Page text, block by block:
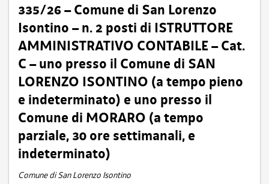
335/26 – Comune di San Lorenzo
Isontino – n. 2 posti di ISTRUTTORE
AMMINISTRATIVO CONTABILE – Cat.
C – uno presso il Comune di SAN
LORENZO ISONTINO (a tempo pieno
e indeterminato) e uno presso il
Comune di MORARO (a tempo
parziale, 30 ore settimanali, e
indeterminato)
Comune di San Lorenzo Isontino